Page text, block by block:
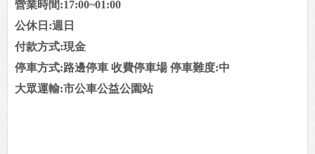
營業時間:17:00~01:00
公休日:週日
付款方式:現金
停車方式:路邊停車 收費停車場 停車難度:中
大眾運輸:市公車公益公園站